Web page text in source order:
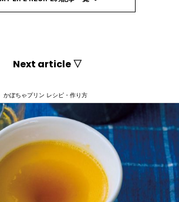
Next article ▽
かぼちゃプリン レシピ・作り方